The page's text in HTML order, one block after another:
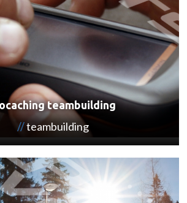
teambuilding
teambuilding